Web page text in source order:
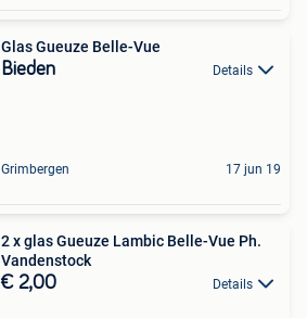
Glas Gueuze Belle-Vue
Bieden Details
Grimbergen 17 jun 19
2 x glas Gueuze Lambic Belle-Vue Ph.
Vandenstock
€ 2,00 Details